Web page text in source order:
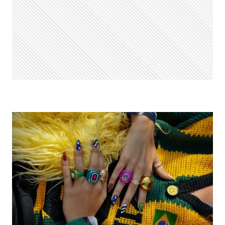
PRODUTOS
QUE
MERECEM
ENTRAR
NO
SEU
RADAR